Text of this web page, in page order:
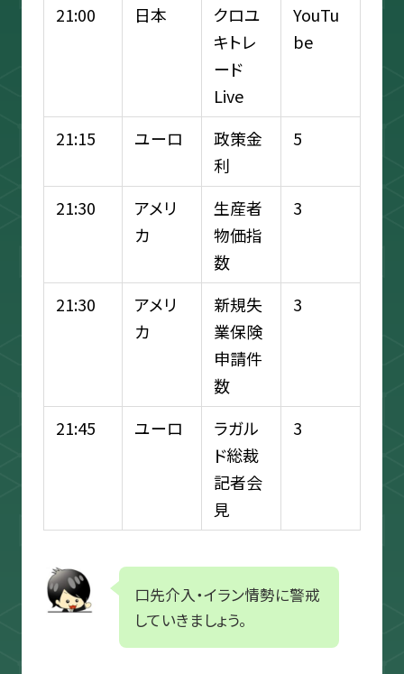
21:00 日本
クロユ
キトレ
ード
Live
YouTu
be
21:15 ユーロ
政策金
利
5
21:30
アメリ
カ
生産者
物価指
数
3
21:30
アメリ
カ
新規失
業保険
申請件
数
3
21:45 ユーロ
ラガル
ド総裁
記者会
見
3
口先介入・イラン情勢に警戒
していきましょう。